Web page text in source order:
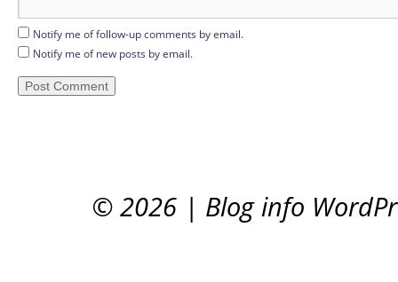
Notify me of follow-up comments by email.
Notify me of new posts by email.
© 2026 | Blog info